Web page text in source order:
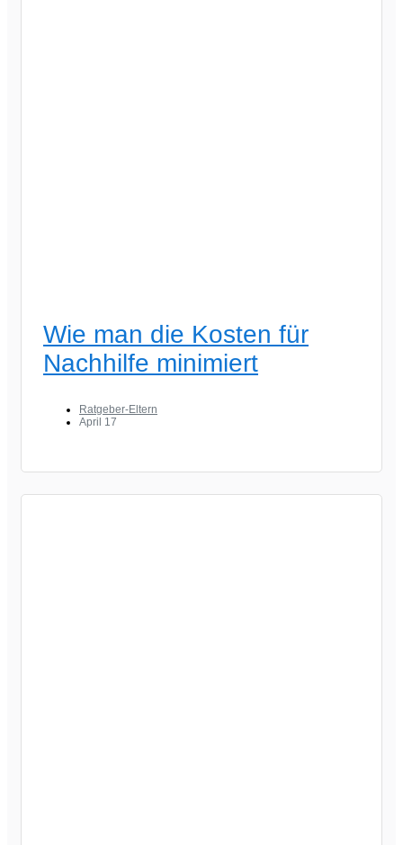
Wie man die Kosten für
Nachhilfe minimiert
Ratgeber-Eltern
April 17